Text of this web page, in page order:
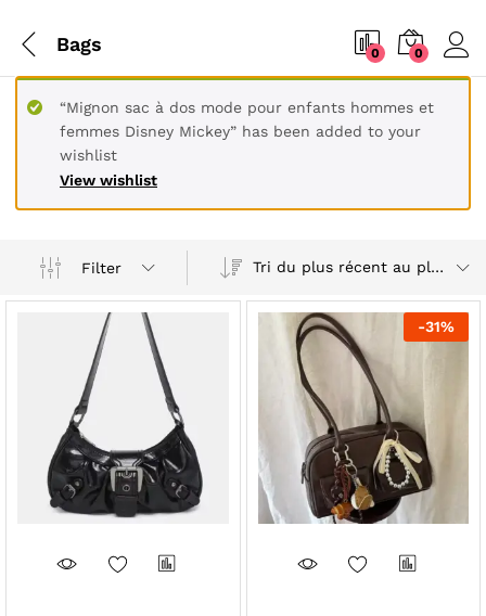
Bags 0 0
View wishlist
“Mignon sac à dos mode pour enfants hommes et
femmes Disney Mickey” has been added to your
wishlist
Filter Tri du plus récent au plus ancien
-31%